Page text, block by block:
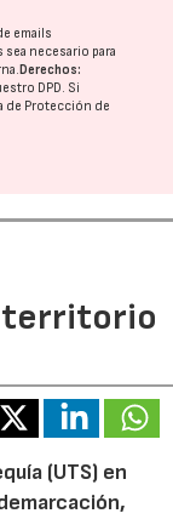
emails
necesario para
Derechos:
DPD. Si
de Protección de
territorio
(UTS) en